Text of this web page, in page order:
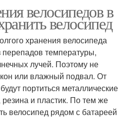
условиях
Тент для велосипеда
Крепление для
велосипедов в
велосипед
хранения велосипеда
температуры,
лучей. Поэтому не
или влажный подвал. От
портиться металлические
и пластик. По тем же
велосипед рядом с батареей